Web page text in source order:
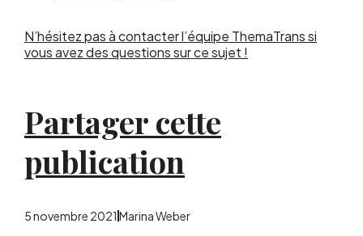
N’hésitez pas à contacter l’équipe ThemaTrans si
vous avez des questions sur ce sujet !
Partager cette
publication
5 novembre 2021 Marina Weber